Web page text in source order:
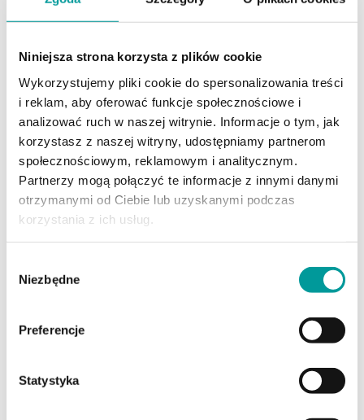
Niniejsza strona korzysta z plików cookie
Wykorzystujemy pliki cookie do spersonalizowania treści
i reklam, aby oferować funkcje społecznościowe i
analizować ruch w naszej witrynie. Informacje o tym, jak
korzystasz z naszej witryny, udostępniamy partnerom
społecznościowym, reklamowym i analitycznym.
Partnerzy mogą połączyć te informacje z innymi danymi
otrzymanymi od Ciebie lub uzyskanymi podczas
korzystania z ich usług.
zgody
Niezbędne
Preferencje
Statystyka
każdego z nich osobno oznacza powtarzanie tych
samych czynności.
Obowiązek archiwizacji faktur – ile lat i
Dowiedz się, jak długo musisz przechowywać faktury w
podczas kontroli.
czytaj dalej